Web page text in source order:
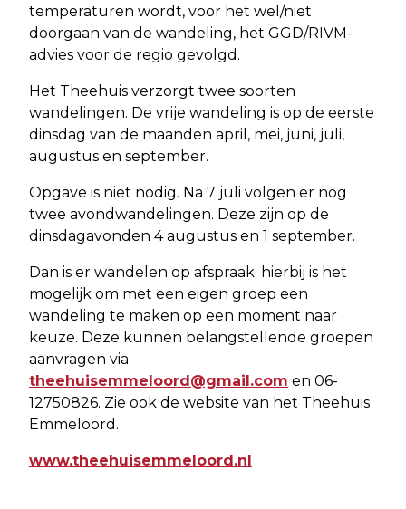
temperaturen wordt, voor het wel/niet
doorgaan van de wandeling, het GGD/RIVM-
advies voor de regio gevolgd.
Het Theehuis verzorgt twee soorten
wandelingen. De vrije wandeling is op de eerste
dinsdag van de maanden april, mei, juni, juli,
augustus en september.
Opgave is niet nodig. Na 7 juli volgen er nog
twee avondwandelingen. Deze zijn op de
dinsdagavonden 4 augustus en 1 september.
Dan is er wandelen op afspraak; hierbij is het
mogelijk om met een eigen groep een
wandeling te maken op een moment naar
keuze. Deze kunnen belangstellende groepen
aanvragen via
theehuisemmeloord@gmail.com en 06-
12750826. Zie ook de website van het Theehuis
Emmeloord.
www.theehuisemmeloord.nl